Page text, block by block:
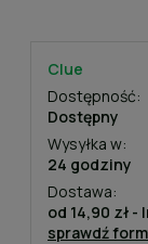
Clue
Dostępność:
Dostępny
Wysyłka w:
24 godziny
Dostawa:
od 14,90 zł -
Cena nie
sprawdź